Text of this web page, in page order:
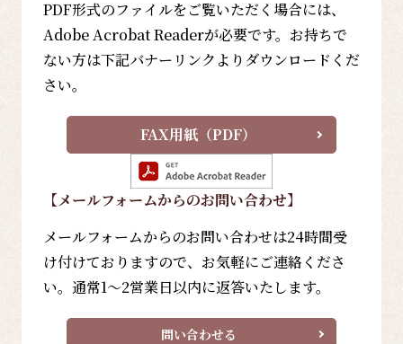
PDF形式のファイルをご覧いただく場合には、
Adobe Acrobat Readerが必要です。お持ちで
ない方は下記バナーリンクよりダウンロードくだ
さい。
FAX用紙（PDF）
【メールフォームからのお問い合わせ】
メールフォームからのお問い合わせは24時間受
け付けておりますので、お気軽にご連絡くださ
い。通常1～2営業日以内に返答いたします。
問い合わせる